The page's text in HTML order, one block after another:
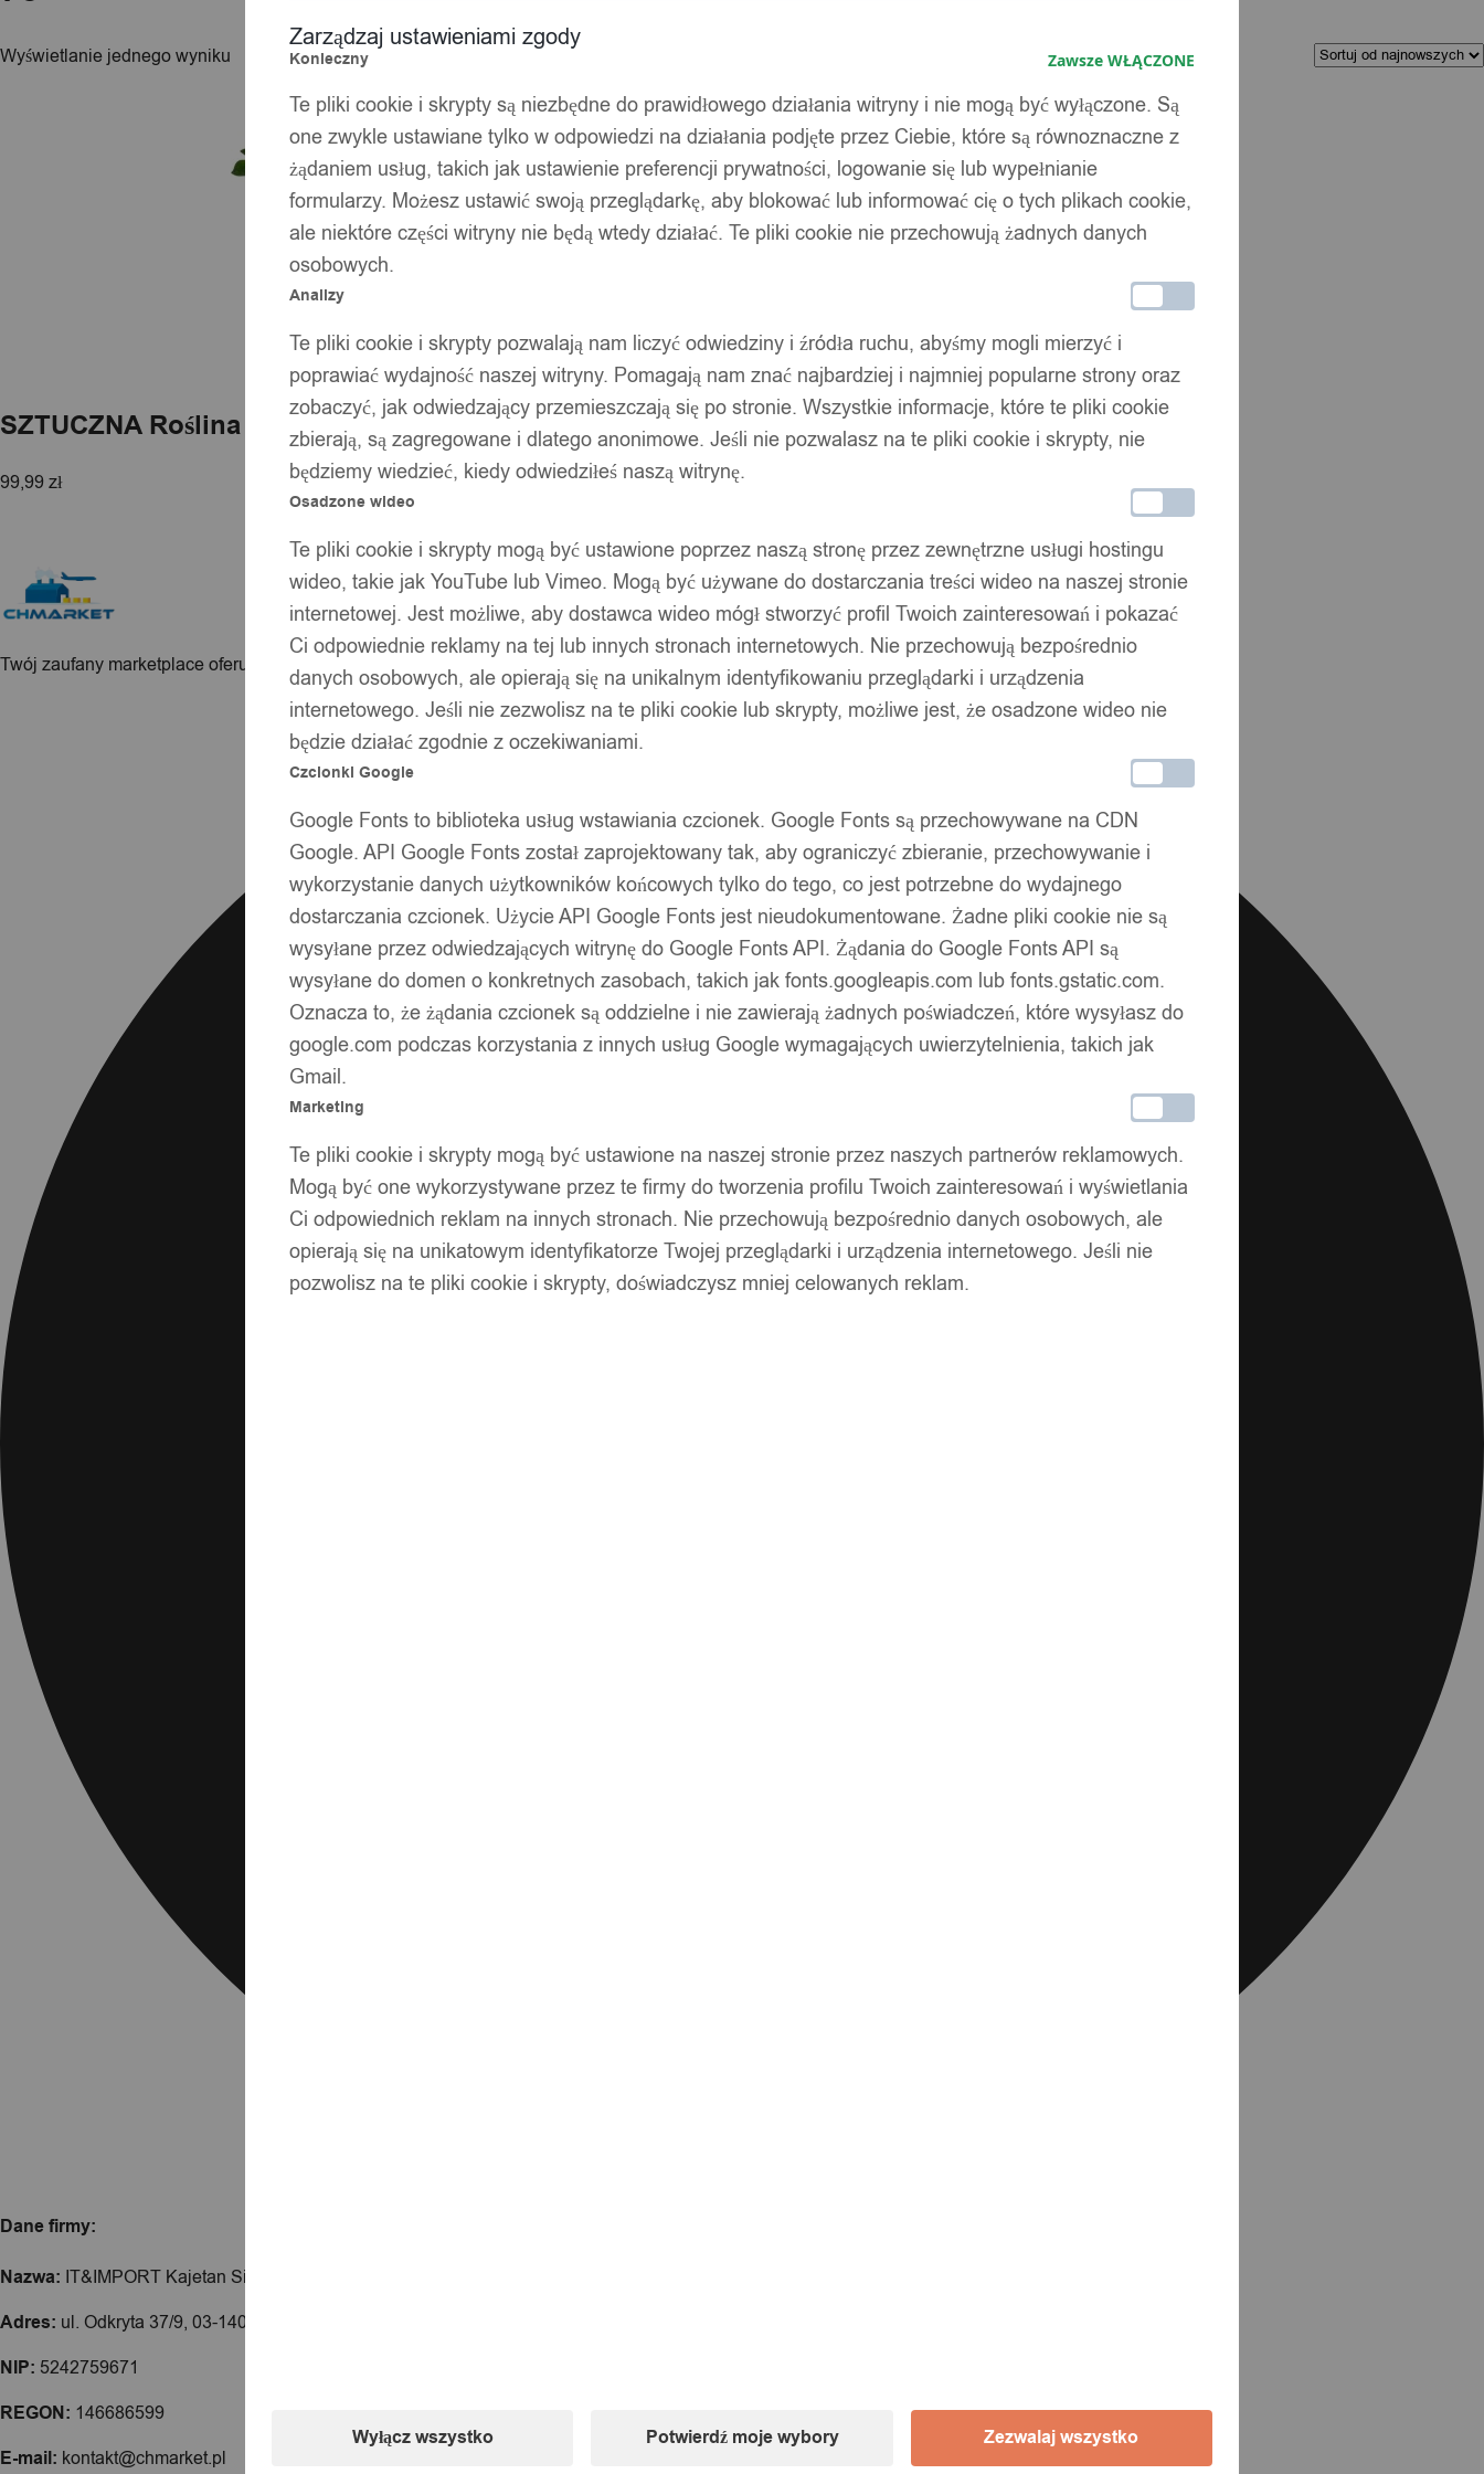
Wyświetlanie jednego wyniku
Kolejność
SZTUCZNA Roślina MONSTERA DELICIOSA 50-75 cm DUŻA Ozdoba REALISTYCZNA XL
99,99zł
Twój zaufany marketplace oferujący najlepsze produkty sprawdzonych marek. Bezpieczne zakupy z gwarancją jakości.
Dane firmy:
Nazwa: IT&IMPORT Kajetan Sikorski
Adres: ul. Odkryta 37/9, 03-140 Warszawa
NIP: 5242759671
REGON: 146686599
E-mail: kontakt@chmarket.pl
Zarządzaj ustawieniami zgody
Konieczny Zawsze WŁĄCZONE
Te pliki cookie i skrypty są niezbędne do prawidłowego działania witryny i nie mogą być wyłączone. Są
one zwykle ustawiane tylko w odpowiedzi na działania podjęte przez Ciebie, które są równoznaczne z
żądaniem usług, takich jak ustawienie preferencji prywatności, logowanie się lub wypełnianie
formularzy. Możesz ustawić swoją przeglądarkę, aby blokować lub informować cię o tych plikach cookie,
ale niektóre części witryny nie będą wtedy działać. Te pliki cookie nie przechowują żadnych danych
osobowych.
Analizy
Te pliki cookie i skrypty pozwalają nam liczyć odwiedziny i źródła ruchu, abyśmy mogli mierzyć i
poprawiać wydajność naszej witryny. Pomagają nam znać najbardziej i najmniej popularne strony oraz
zobaczyć, jak odwiedzający przemieszczają się po stronie. Wszystkie informacje, które te pliki cookie
zbierają, są zagregowane i dlatego anonimowe. Jeśli nie pozwalasz na te pliki cookie i skrypty, nie
będziemy wiedzieć, kiedy odwiedziłeś naszą witrynę.
Osadzone wideo
Te pliki cookie i skrypty mogą być ustawione poprzez naszą stronę przez zewnętrzne usługi hostingu
wideo, takie jak YouTube lub Vimeo. Mogą być używane do dostarczania treści wideo na naszej stronie
internetowej. Jest możliwe, aby dostawca wideo mógł stworzyć profil Twoich zainteresowań i pokazać
Ci odpowiednie reklamy na tej lub innych stronach internetowych. Nie przechowują bezpośrednio
danych osobowych, ale opierają się na unikalnym identyfikowaniu przeglądarki i urządzenia
internetowego. Jeśli nie zezwolisz na te pliki cookie lub skrypty, możliwe jest, że osadzone wideo nie
będzie działać zgodnie z oczekiwaniami.
Czcionki Google
Google Fonts to biblioteka usług wstawiania czcionek. Google Fonts są przechowywane na CDN
Google. API Google Fonts został zaprojektowany tak, aby ograniczyć zbieranie, przechowywanie i
wykorzystanie danych użytkowników końcowych tylko do tego, co jest potrzebne do wydajnego
dostarczania czcionek. Użycie API Google Fonts jest nieudokumentowane. Żadne pliki cookie nie są
wysyłane przez odwiedzających witrynę do Google Fonts API. Żądania do Google Fonts API są
wysyłane do domen o konkretnych zasobach, takich jak fonts.googleapis.com lub fonts.gstatic.com.
Oznacza to, że żądania czcionek są oddzielne i nie zawierają żadnych poświadczeń, które wysyłasz do
google.com podczas korzystania z innych usług Google wymagających uwierzytelnienia, takich jak
Gmail.
Marketing
Te pliki cookie i skrypty mogą być ustawione na naszej stronie przez naszych partnerów reklamowych.
Mogą być one wykorzystywane przez te firmy do tworzenia profilu Twoich zainteresowań i wyświetlania
Ci odpowiednich reklam na innych stronach. Nie przechowują bezpośrednio danych osobowych, ale
opierają się na unikatowym identyfikatorze Twojej przeglądarki i urządzenia internetowego. Jeśli nie
pozwolisz na te pliki cookie i skrypty, doświadczysz mniej celowanych reklam.
Wyłącz wszystko Potwierdź moje wybory Zezwalaj wszystko